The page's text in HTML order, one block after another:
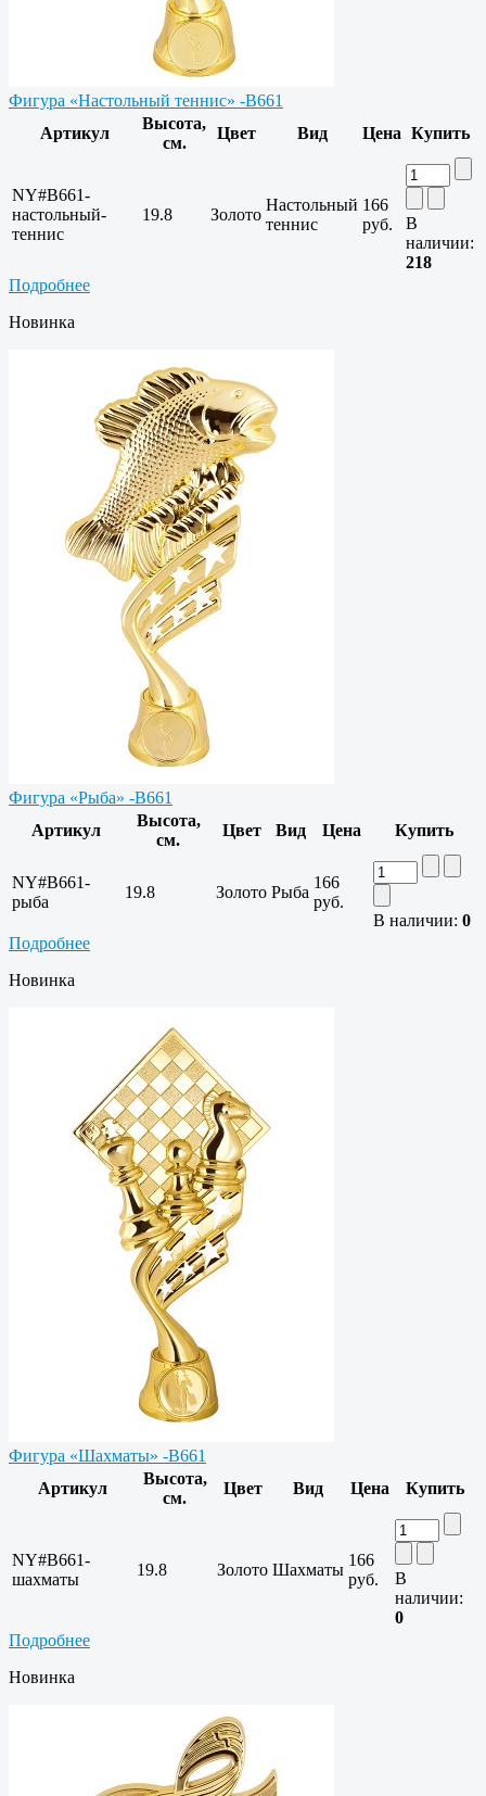
Фигура «Настольный теннис» -B661
Артикул
Высота,
см.
Цвет Вид Цена Купить
NY#B661-
настольный-
теннис
19.8 Золото
Настольный
теннис
166
руб.
В
наличии:
218
Подробнее
Новинка
Фигура «Рыба» -B661
Артикул
Высота,
см.
Цвет Вид Цена Купить
NY#B661-
рыба
19.8 Золото Рыба
166
руб.
В наличии: 0
Подробнее
Новинка
Фигура «Шахматы» -B661
Артикул
Высота,
см.
Цвет Вид Цена Купить
NY#B661-
шахматы
19.8 Золото Шахматы
166
руб.
В
наличии:
0
Подробнее
Новинка